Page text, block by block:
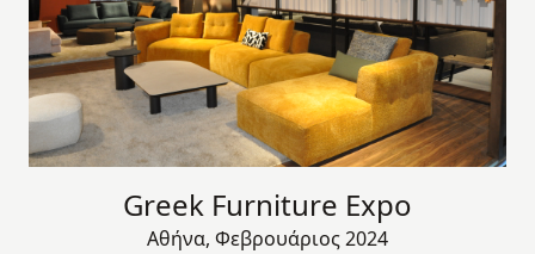
Greek Furniture Expo
Αθήνα, Φεβρουάριος 2024